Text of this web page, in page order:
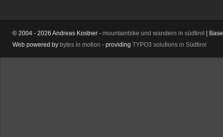
© 2004 - 2026 Andreas Kostner - mountainbike und wandern in südtirol |
Web powered by bytes in motion - providing TYPO3 solutions in Südtirol